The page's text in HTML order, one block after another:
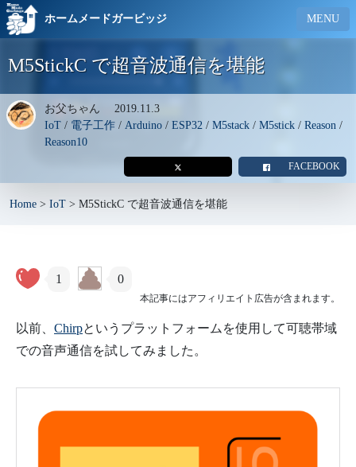
ホームメードガービッジ MENU
M5StickC で超音波通信を堪能
お父ちゃん 2019.11.3
IoT / 電子工作 / Arduino / ESP32 / M5stack / M5stick / Reason /
Reason10
FACEBOOK
Home > IoT > M5StickC で超音波通信を堪能
本記事にはアフィリエイト広告が含まれます。
1 0
以前、 Chirpというプラットフォームを使用して可聴帯域
での音声通信を試してみました。